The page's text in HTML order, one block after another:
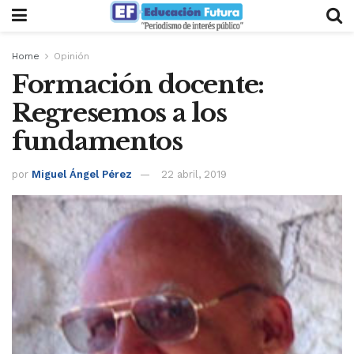
Home Opinión
Formación docente:
Regresemos a los
fundamentos
por Miguel Ángel Pérez 22 abril, 2019